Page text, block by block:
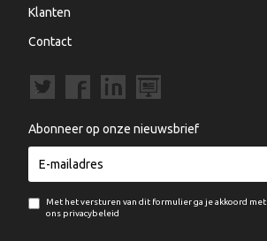
Klanten
Contact
Abonneer op onze nieuwsbrief
Met het versturen van dit formulier ga je akkoord met
ons privacybeleid